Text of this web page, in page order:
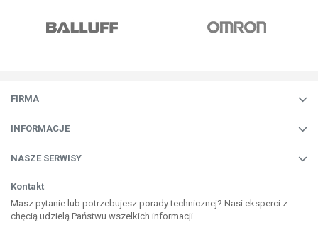
FIRMA
INFORMACJE
NASZE SERWISY
Kontakt
Masz pytanie lub potrzebujesz porady technicznej? Nasi eksperci z
chęcią udzielą Państwu wszelkich informacji.